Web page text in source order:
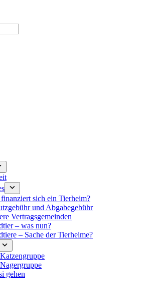
sich ein Tierheim?
und Abgabegebühr
Vertragsgemeinden
– was nun?
– Sache der Tierheime?
gehen